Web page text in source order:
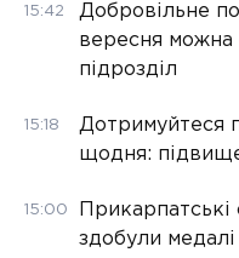
15:42
Добровільне
вересня можна
підрозділ
15:18
Дотримуйтеся
щодня:
15:00
здобули